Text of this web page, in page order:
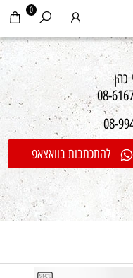
כהן
להתכתבות בוואצאפ
0